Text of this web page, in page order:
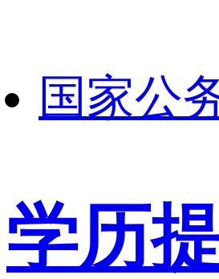
国家公
学历